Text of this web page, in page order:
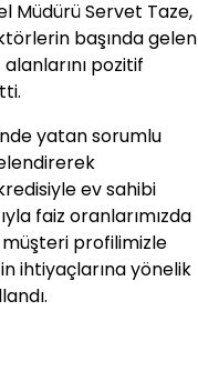
Müdürü Servet Taze,
başında gelen
pozitif
yatan sorumlu
ev sahibi
faiz oranlarımızda
müşteri profilimizle
ihtiyaçlarına yönelik